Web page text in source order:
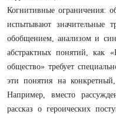
Когнитивные ограничения:
испытывают значительные
обобщением, анализом и
абстрактных понятий, как
общество» требует
эти понятия на
Например, вместо
рассказ о героических